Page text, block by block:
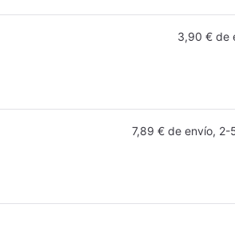
3,90 € de
7,89 € de envío, 2-